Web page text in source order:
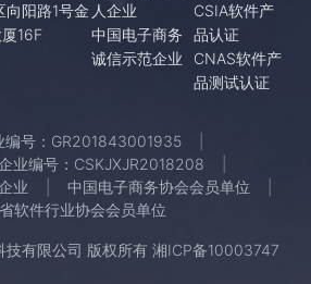
阳路1号金
16F
人企业
中国电子商务
诚信示范企业
CSIA软件产
品认证
CNAS软件产
品测试认证
编号：GR201843001935
业编号：CSKJXJR2018208
业
中国电子商务协会会员单位
软件行业协会会员单位
有限公司 版权所有 湘ICP备10003747